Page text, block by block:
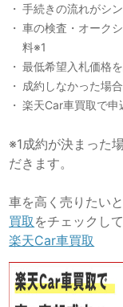
手続きの流れがシ
車の検査・オーク
料※1
最低希望入札価格
成約しなかった場
楽天Car車買取で申
※1成約が決まった
だきます。
車を高く売りたい
買取 をチェックし
楽天Car車買取